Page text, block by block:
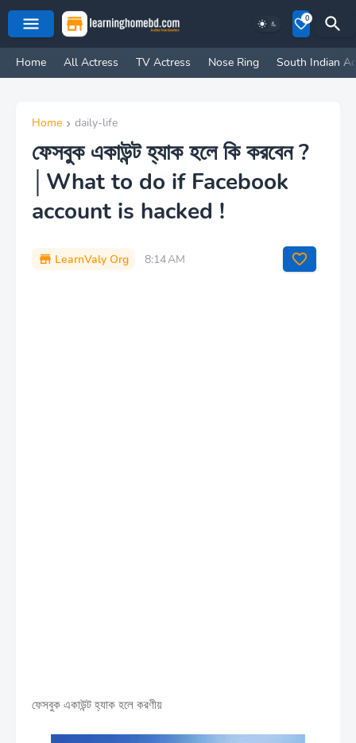
0
Home All Actress TV Actress Nose Ring South Indian
Home daily-life
ফেসবুক একাউন্ট হ্যাক হলে কি করবেন ?
│What to do if Facebook
account is hacked !
LearnValy Org 8:14 AM
ফেসবুক একাউন্ট হ্যাক হলে করণীয়